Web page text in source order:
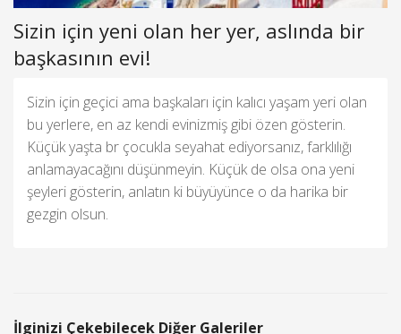
Sizin için yeni olan her yer, aslında bir
başkasının evi!
Sizin için geçici ama başkaları için kalıcı yaşam yeri olan
bu yerlere, en az kendi evinizmiş gibi özen gösterin.
Küçük yaşta br çocukla seyahat ediyorsanız, farklılığı
anlamayacağını düşünmeyin. Küçük de olsa ona yeni
şeyleri gösterin, anlatın ki büyüyünce o da harika bir
gezgin olsun.
İlginizi Çekebilecek Diğer Galeriler